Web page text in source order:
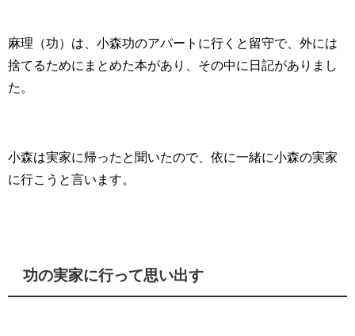
麻理（功）は、小森功のアパートに行くと留守で、外には
捨てるためにまとめた本があり、その中に日記がありまし
た。
小森は実家に帰ったと聞いたので、依に一緒に小森の実家
に行こうと言います。
功の実家に行って思い出す